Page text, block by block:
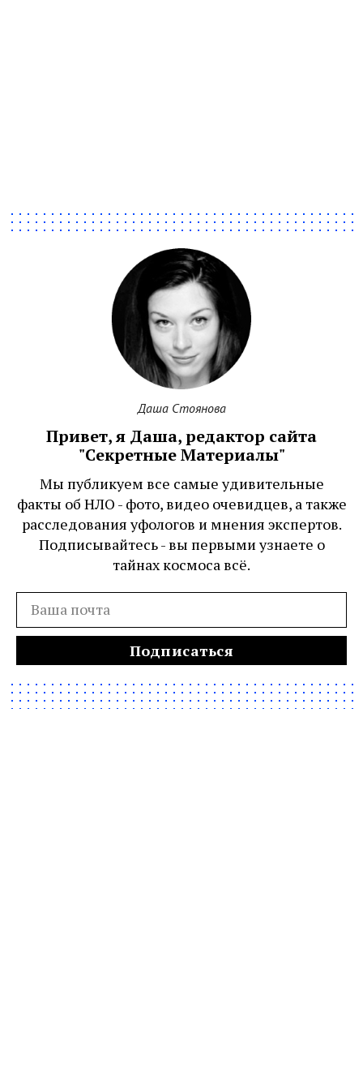
Даша Стоянова
Привет, я Даша, редактор сайта
"Секретные Материалы"
Мы публикуем все самые удивительные
факты об НЛО - фото, видео очевидцев, а также
расследования уфологов и мнения экспертов.
Подписывайтесь - вы первыми узнаете о
тайнах космоса всё.
Подписаться